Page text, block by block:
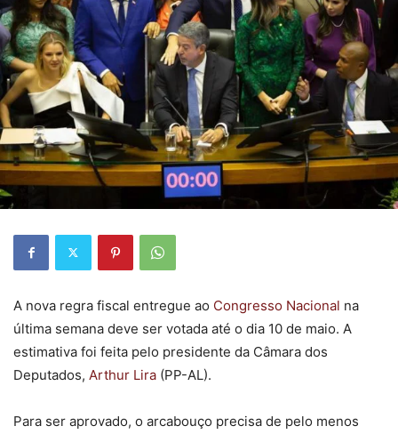
A nova regra fiscal entregue ao Congresso Nacional na
última semana deve ser votada até o dia 10 de maio. A
estimativa foi feita pelo presidente da Câmara dos
Deputados, Arthur Lira (PP-AL).
Para ser aprovado, o arcabouço precisa de pelo menos